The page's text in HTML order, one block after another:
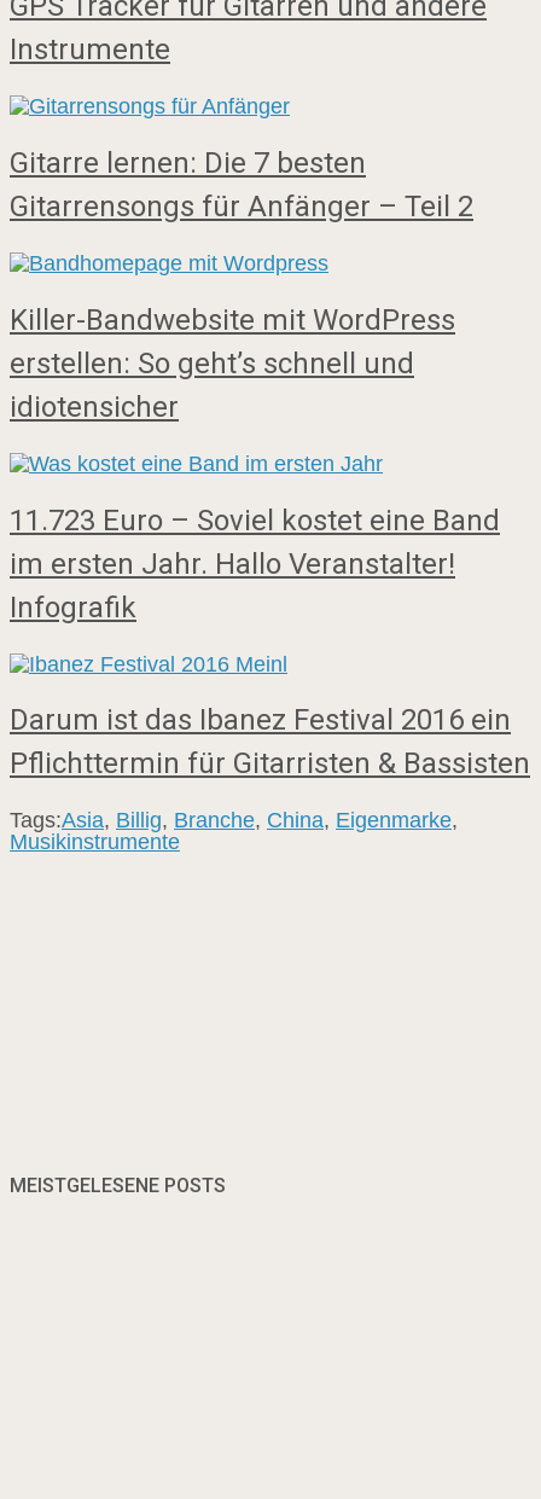
Instrumente
Gitarre lernen: Die 7 besten
Gitarrensongs für Anfänger – Teil 2
Killer-Bandwebsite mit WordPress
erstellen: So geht’s schnell und
idiotensicher
11.723 Euro – Soviel kostet eine Band
im ersten Jahr. Hallo Veranstalter!
Infografik
Darum ist das Ibanez Festival 2016 ein
Pflichttermin für Gitarristen & Bassisten
Tags:Asia, Billig, Branche, China, Eigenmarke,
Musikinstrumente
MEISTGELESENE POSTS